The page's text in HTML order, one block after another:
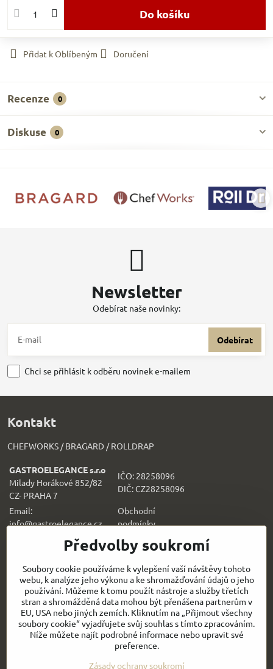
Do košíku
Přidat k Oblíbeným Doručení
Recenze 0
Diskuse 0
Newsletter
Odebírat naše novinky:
Odebírat
Chci se přihlásit k odběru novinek e-mailem
Kontakt
CHEFWORKS / BRAGARD / ROLLDRAP
GASTROELEGANCE s.r.o
Milady Horákové 852/82
CZ- PRAHA 7
IČO: 28258096
DIČ: CZ28258096
Email:
info@gastroelegance.cz
Obchodní
podmínky
Všechno k nákupu
Sledujte naše novinky i na sítích:
Facebook Instagram
Rychlý kontakt
Předvolby soukromí
Soubory cookie používáme k vylepšení vaší návštěvy tohoto
webu, k analýze jeho výkonu a ke shromažďování údajů o jeho
používání. Můžeme k tomu použít nástroje a služby třetích
stran a shromážděná data mohou být přenášena partnerům v
EU, USA nebo jiných zemích. Kliknutím na „Přijmout všechny
soubory cookie“ vyjadřujete svůj souhlas s tímto zpracováním.
Níže můžete najít podrobné informace nebo upravit své
preference.
Zásady ochrany soukromí